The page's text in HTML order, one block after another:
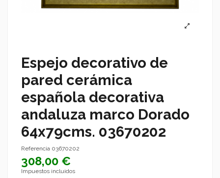
Espejo decorativo de
pared cerámica
española decorativa
andaluza marco Dorado
64x79cms. 03670202
Referencia 03670202
308,00 €
Impuestos incluidos